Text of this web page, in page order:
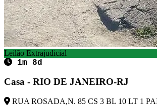
Leilão Extrajudicial
1m 8d
Casa - RIO DE JANEIRO-RJ
RUA ROSADA,N. 85 CS 3 BL 10 LT 1